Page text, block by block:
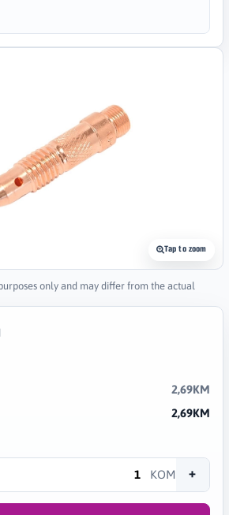
Tap to zoom
only and may differ from the actual
2,69KM
2,69KM
KOM +